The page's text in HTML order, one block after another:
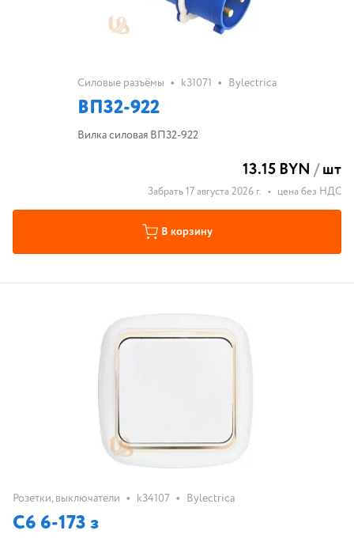
Силовые разъёмы • k31071 • Bylectrica
ВП32-922
Вилка силовая ВП32-922
13.15 BYN /шт
Забрать 17 августа 2026 г. • цена без НДС
В корзину
Розетки, выключатели • k34107 • Bylectrica
С6 6-173 з